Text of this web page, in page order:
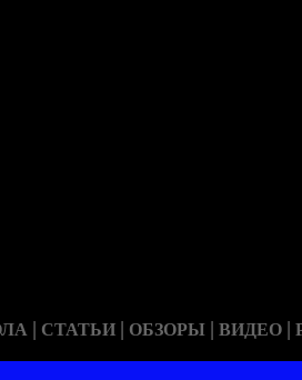
| СТАТЬИ | ОБЗОРЫ | ВИДЕО |